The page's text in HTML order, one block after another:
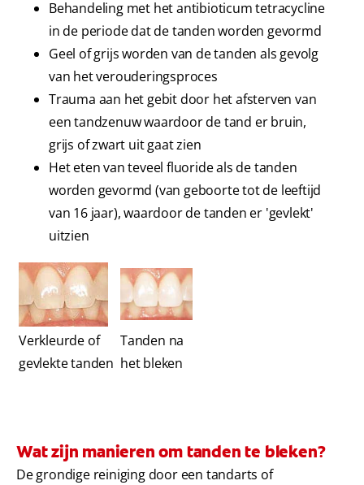
Behandeling met het antibioticum tetracycline
in de periode dat de tanden worden gevormd
Geel of grijs worden van de tanden als gevolg
van het verouderingsproces
Trauma aan het gebit door het afsterven van
een tandzenuw waardoor de tand er bruin,
grijs of zwart uit gaat zien
Het eten van teveel fluoride als de tanden
worden gevormd (van geboorte tot de leeftijd
van 16 jaar), waardoor de tanden er 'gevlekt'
uitzien
Verkleurde of
gevlekte tanden
Tanden na
het bleken
Wat zijn manieren om tanden te bleken?
De grondige reiniging door een tandarts of